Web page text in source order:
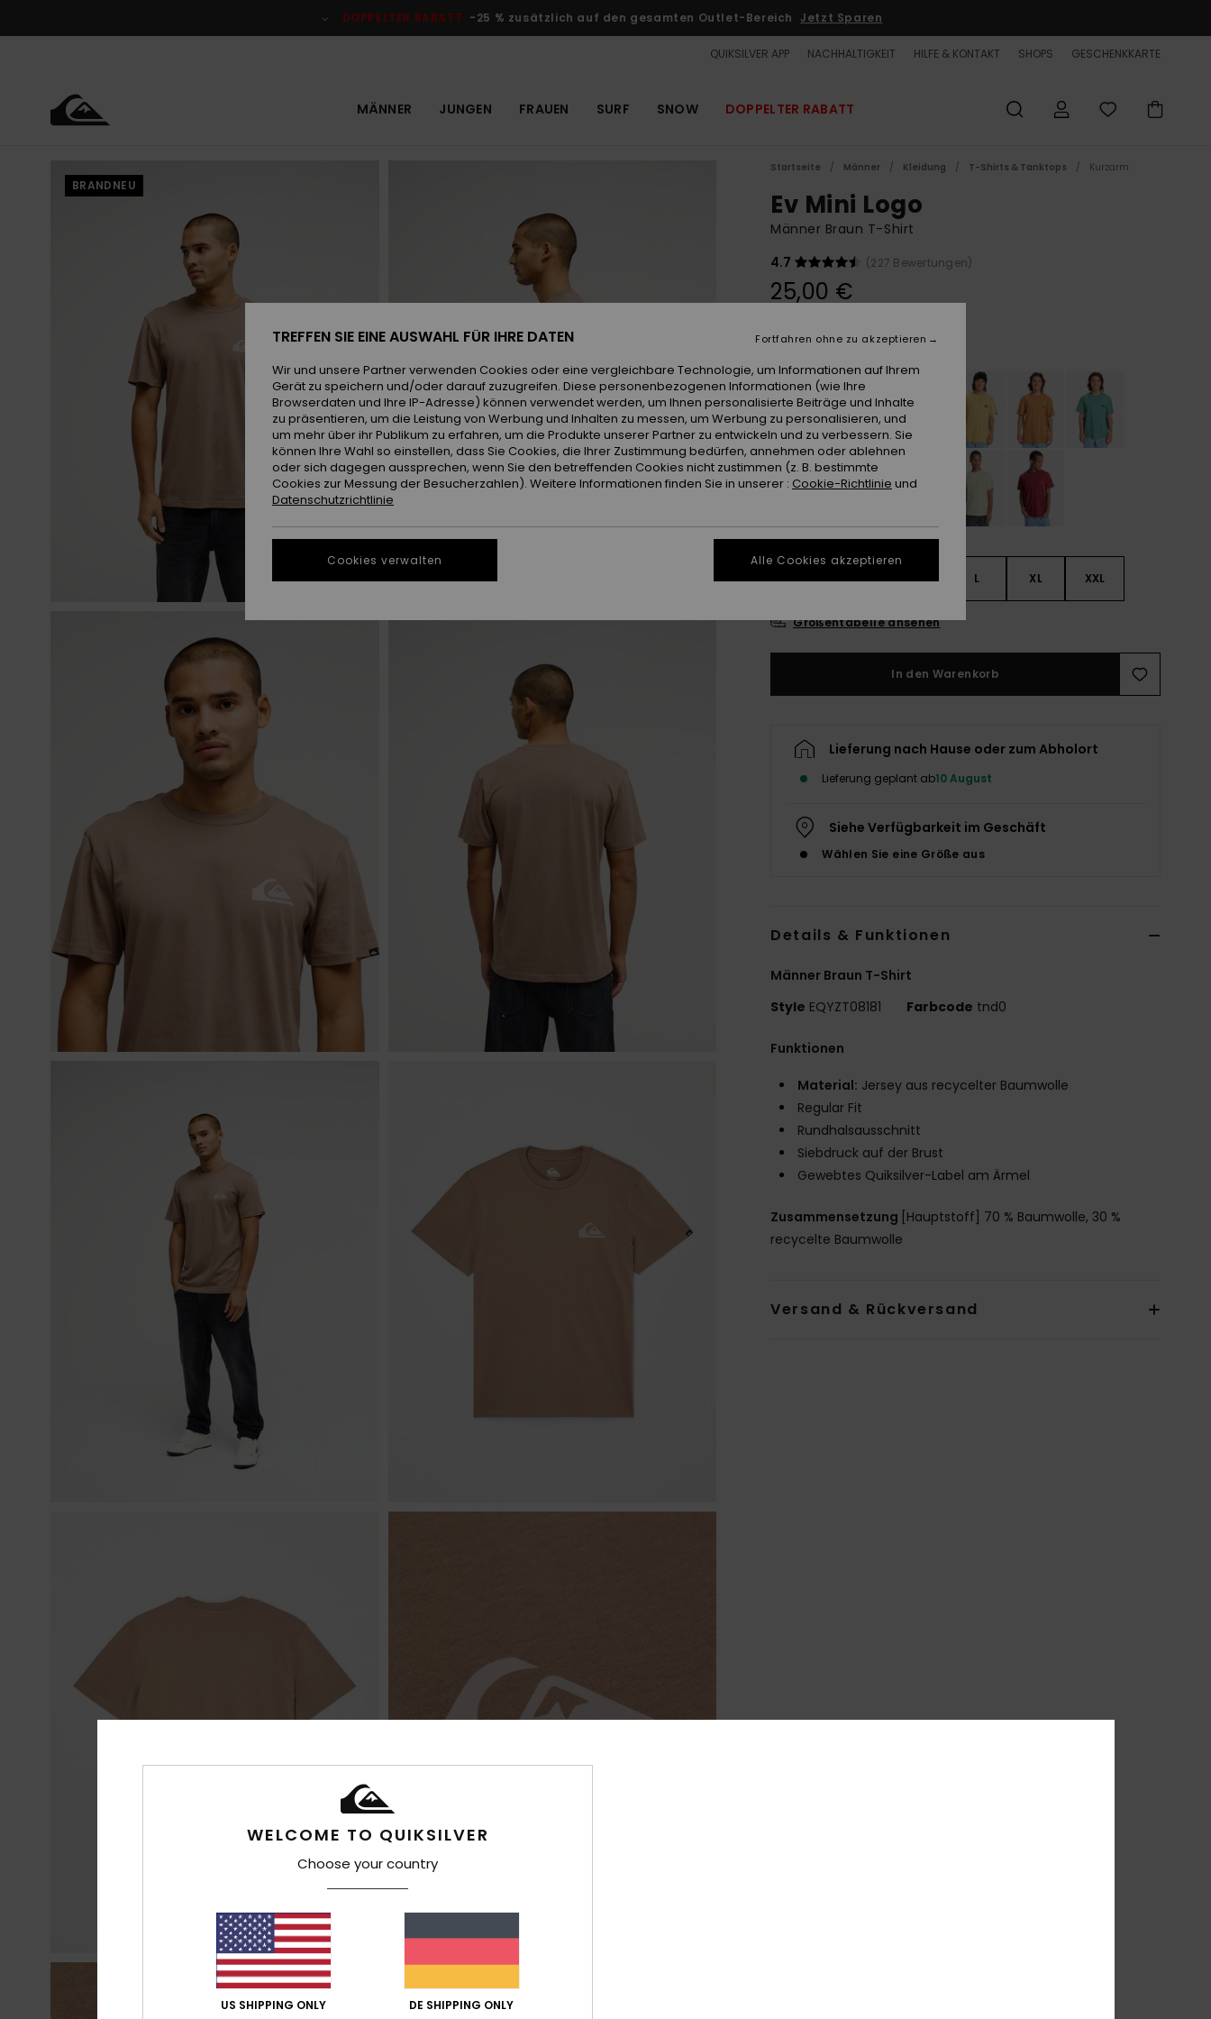
DOPPELTER RABATT -25 % zusätzlich auf den gesamten Outlet-Bereich Jetzt Sparen
QUIKSILVER APP NACHHALTIGKEIT HILFE & KONTAKT SHOPS GESCHENKKARTE
MÄNNER JUNGEN FRAUEN SURF SNOW DOPPELTER RABATT
BRANDNEU
Startseite Männer Kleidung T-Shirts & Tanktops Kurzarm
Ev Mini Logo
Männer Braun T-Shirt
4.7
(227 Bewertungen)
25,00 €
FarbePine Bark
XS S M L XL XXL
Größentabelle ansehen
In den Warenkorb
Lieferung nach Hause oder zum Abholort
Lieferung geplant ab10 August
Siehe Verfügbarkeit im Geschäft
Wählen Sie eine Größe aus
Details & Funktionen
Männer Braun T-Shirt
Style EQYZT08181 Farbcode tnd0
Funktionen
Material: Jersey aus recycelter Baumwolle
Regular Fit
Rundhalsausschnitt
Siebdruck auf der Brust
Gewebtes Quiksilver-Label am Ärmel
Zusammensetzung [Hauptstoff] 70 % Baumwolle, 30 %
recycelte Baumwolle
Versand & Rückversand
WELCOME TO QUIKSILVER
Choose your country
US SHIPPING ONLY DE SHIPPING ONLY
TREFFEN SIE EINE AUSWAHL FÜR IHRE DATEN
Wir und unsere Partner verwenden Cookies oder eine vergleichbare Technologie, um Informationen auf Ihrem
Gerät zu speichern und/oder darauf zuzugreifen. Diese personenbezogenen Informationen (wie Ihre
Browserdaten und Ihre IP-Adresse) können verwendet werden, um Ihnen personalisierte Beiträge und Inhalte
zu präsentieren, um die Leistung von Werbung und Inhalten zu messen, um Werbung zu personalisieren, und
um mehr über ihr Publikum zu erfahren, um die Produkte unserer Partner zu entwickeln und zu verbessern. Sie
können Ihre Wahl so einstellen, dass Sie Cookies, die Ihrer Zustimmung bedürfen, annehmen oder ablehnen
oder sich dagegen aussprechen, wenn Sie den betreffenden Cookies nicht zustimmen (z. B. bestimmte
Cookies zur Messung der Besucherzahlen). Weitere Informationen finden Sie in unserer : Cookie-Richtlinie und
Datenschutzrichtlinie
Cookies verwalten
Fortfahren ohne zu akzeptieren
Alle Cookies akzeptieren